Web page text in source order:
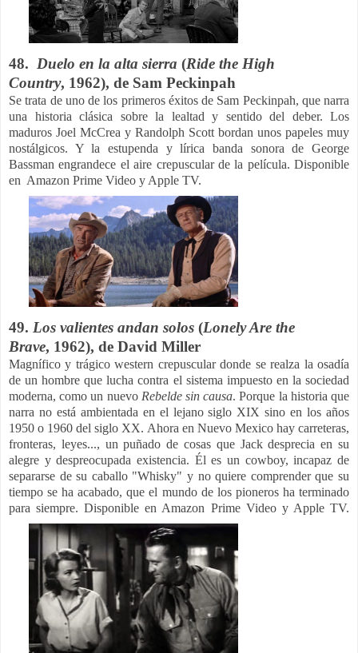
48. Duelo en la alta sierra (Ride the High
Country, 1962), de Sam Peckinpah
Se trata de uno de los primeros éxitos de Sam Peckinpah, que narra
una historia clásica sobre la lealtad y sentido del deber. Los
maduros Joel McCrea y Randolph Scott bordan unos papeles muy
nostálgicos. Y la estupenda y lírica banda sonora de George
Bassman engrandece el aire crepuscular de la película. Disponible
en Amazon Prime Video y Apple TV.
49. Los valientes andan solos (Lonely Are the
Brave, 1962), de David Miller
Magnífico y trágico western crepuscular donde se realza la osadía
de un hombre que lucha contra el sistema impuesto en la sociedad
moderna, como un nuevo Rebelde sin causa. Porque la historia que
narra no está ambientada en el lejano siglo XIX sino en los años
1950 o 1960 del siglo XX. Ahora en Nuevo Mexico hay carreteras,
fronteras, leyes..., un puñado de cosas que Jack desprecia en su
alegre y despreocupada existencia. Él es un cowboy, incapaz de
separarse de su caballo "Whisky" y no quiere comprender que su
tiempo se ha acabado, que el mundo de los pioneros ha terminado
para siempre.Disponible en Amazon Prime Video y Apple TV.